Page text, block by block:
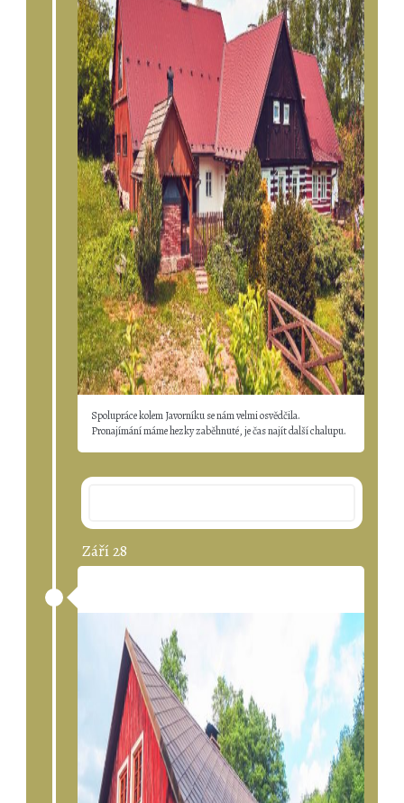
Spolupráce kolem Javorníku se nám velmi osvědčila.
Pronajímání máme hezky zaběhnuté, je čas najít další chalupu.
Září 28